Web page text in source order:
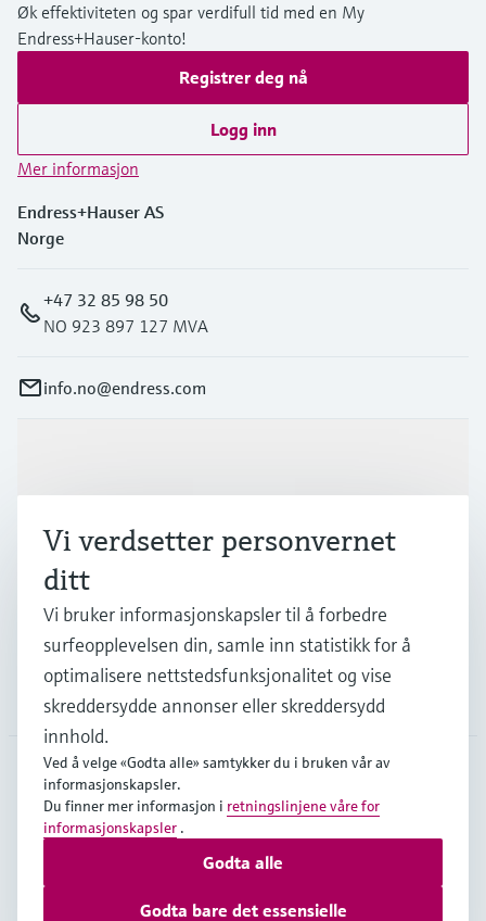
Øk effektiviteten og spar verdifull tid med en My
Endress+Hauser-konto!
Registrer deg nå
Logg inn
Mer informasjon
Endress+Hauser AS
Norge
+47 32 85 98 50
NO 923 897 127 MVA
info.no@endress.com
Industrier
Kundestøtte
Selskapet
NOR•Norsk
Opphavsrett © Endress+Hauser Group Services AG
Impressum nettsideVilkår for brukPersonvern
Vi verdsetter personvernet
ditt
Vi bruker informasjonskapsler til å forbedre
surfeopplevelsen din, samle inn statistikk for å
optimalisere nettstedsfunksjonalitet og vise
skreddersydde annonser eller skreddersydd
innhold.
Ved å velge «Godta alle» samtykker du i bruken vår av
informasjonskapsler.
Du finner mer informasjon i retningslinjene våre for
informasjonskapsler .
Godta bare det essensielle
Godta alle